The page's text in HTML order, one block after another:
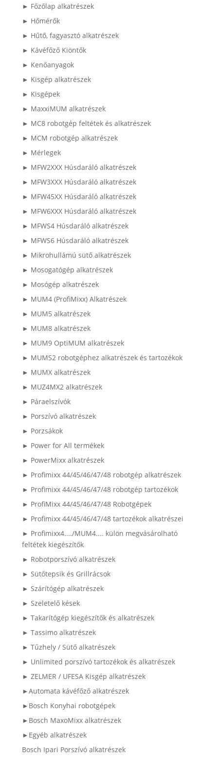
► Főzőlap alkatrészek
► Hőmérők
► Hűtő, fagyasztó alkatrészek
► Kávéfőző Kiöntők
► Kenőanyagok
► Kisgép alkatrészek
► Kisgépek
► MaxxiMUM alkatrészek
► MC8 robotgép feltétek és alkatrészek
► MCM robotgép alkatrészek
► Mérlegek
► MFW2XXX Húsdaráló alkatrészek
► MFW3XXX Húsdaráló alkatrészek
► MFW45XX Húsdaráló alkatrészek
► MFW6XXX Húsdaráló alkatrészek
► MFWS4 Húsdaráló alkatrészek
► MFWS6 Húsdaráló alkatrészek
► Mikrohullámú sütő alkatrészek
► Mosogatógép alkatrészek
► Mosógép alkatrészek
► MUM4 (ProfiMixx) Alkatrészek
► MUM5 alkatrészek
► MUM8 alkatrészek
► MUM9 OptiMUM alkatrészek
► MUMS2 robotgéphez alkatrészek és tartozékok
► MUMX alkatrészek
► MUZ4MX2 alkatrészek
► Páraelszívók
► Porszívó alkatrészek
► Porzsákok
► Power for All termékek
► PowerMixx alkatrészek
► Profimixx 44/45/46/47/48 robotgép alkatrészek
► Profimixx 44/45/46/47/48 robotgép tartozékok
► ProfiMixx 44/45/46/47/48 Robotgépek
► Profimixx 44/45/46/47/48 tartozékok alkatrészei
► Profimixx4..../MUM4.... külön megvásárolható
feltétek kiegészítők
► Robotporszívó alkatrészek
► Sütőtepsik és Grillrácsok
► Szárítógép alkatrészek
► Szeletelő kések
► Takarítógép kiegészítők és alkatrészek
► Tassimo alkatrészek
► Tűzhely / Sütő alkatrészek
► Unlimited porszívó tartozékok és alkatrészek
► ZELMER / UFESA Kisgép alkatrészek
►Automata kávéfőző alkatrészek
►Bosch Konyhai robotgépek
►Bosch MaxoMixx alkatrészek
►Egyéb alkatrészek
Bosch Ipari Porszívó alkatrészek